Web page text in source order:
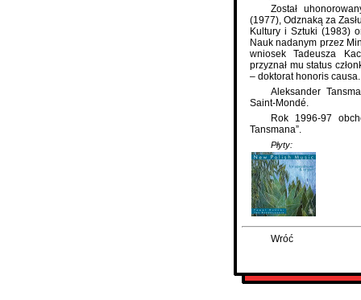
Został
(1977), Odznaką za
Kultury i Sztuki (1983)
Nauk nadanym przez
wniosek Tadeusza
przyznał mu status
– doktorat honoris causa.
Aleksander
Saint-Mondé.
Rok 1996-97
Tansmana”.
Płyty:
Wróć